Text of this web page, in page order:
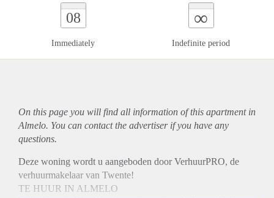
08
Immediately
∞
Indefinite period
On this page you will find all information of this apartmentin
Almelo. You can contact the advertiser if you have any
questions.
Deze woning wordt u aangeboden door VerhuurPRO, de
verhuurmakelaar van Twente!
TE HUUR IN ALMELO